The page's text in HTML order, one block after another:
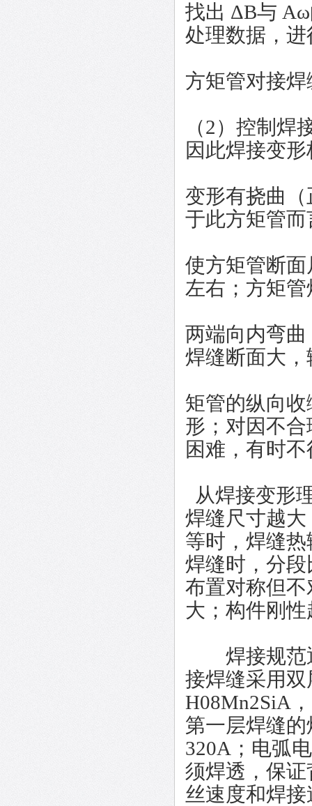
找出 ΔB与
处理数据，
方矩管对接
（2）控制
因此焊接变
变形有挠曲
于此方矩管
使方矩管断
左右；方矩
两端向内弯
焊缝断面大
矩管的纵向
形；对因不
困难，有时
从焊接变形
焊缝尺寸越
等时，焊缝
焊缝时，分
布置对称但
大；构件刚
焊接规范通
接焊缝采用
H08Mn2SiA
第一层焊缝
320A；电弧
须焊透，保
丝速度和焊